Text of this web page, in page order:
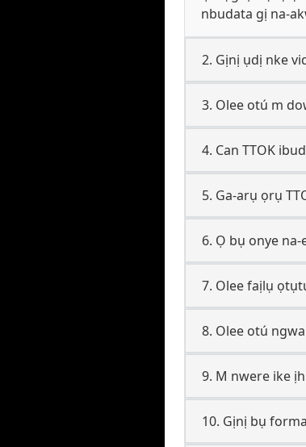
nbudata gị na-
2. Gịnị ụdị nke
3. Olee otú m
4. Can TTOK
5. Ga-arụ ọrụ
6. Ọ bụ onye
7. Olee faịlụ
8. Olee otú
9. M nwere ike
10. Gịnị bụ